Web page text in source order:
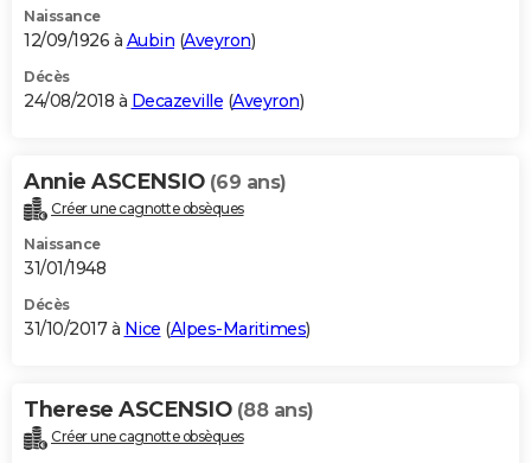
Naissance
12/09/1926 à Aubin (Aveyron)
Décès
24/08/2018 à Decazeville (Aveyron)
Annie ASCENSIO (69 ans)
Créer une cagnotte obsèques
Naissance
31/01/1948
Décès
31/10/2017 à Nice (Alpes-Maritimes)
Therese ASCENSIO (88 ans)
Créer une cagnotte obsèques